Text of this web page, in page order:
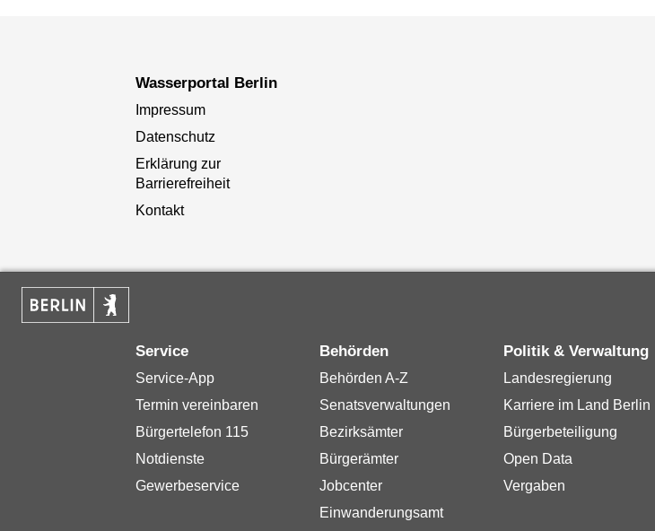
Wasserportal Berlin
Impressum
Datenschutz
Erklärung zur
Barrierefreiheit
Kontakt
Service
Service-App
Termin vereinbaren
Bürgertelefon 115
Notdienste
Gewerbeservice
Behörden
Behörden A-Z
Senatsverwaltungen
Bezirksämter
Bürgerämter
Jobcenter
Einwanderungsamt
Politik & Verwaltung
Landesregierung
Karriere im Land Berlin
Bürgerbeteiligung
Open Data
Vergaben